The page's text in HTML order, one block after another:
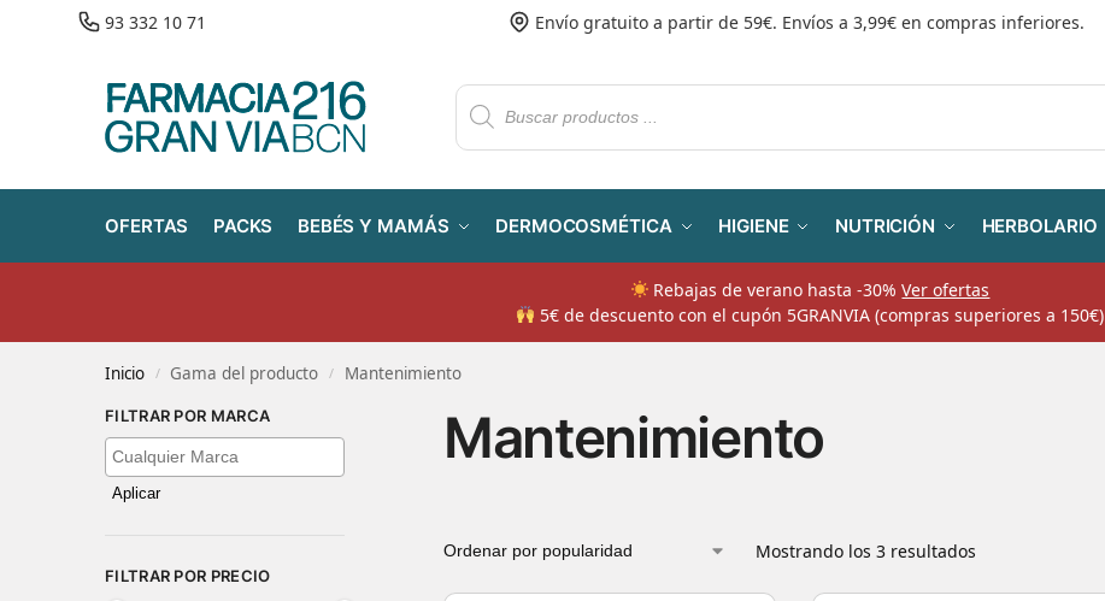
93 332 10 71 Envío gratuito a partir de 59€. Envíos a 3,99€ en compras inferiores.
OFERTAS PACKS BEBÉS Y MAMÁS DERMOCOSMÉTICA HIGIENE NUTRICIÓN HERBOLARIO
Rebajas de verano hasta -30%Ver ofertas
​ 5€ de descuento con el cupón 5GRANVIA (compras superiores a 150€)
Inicio / Gama del producto / Mantenimiento
Mantenimiento
Mostrando los 3 resultados
FILTRAR POR MARCA
Aplicar
FILTRAR POR PRECIO